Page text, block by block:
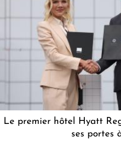
Le premier hôtel Hyatt
ses portes